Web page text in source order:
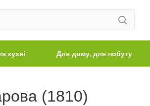
кухні Для дому, для побуту
(1810)